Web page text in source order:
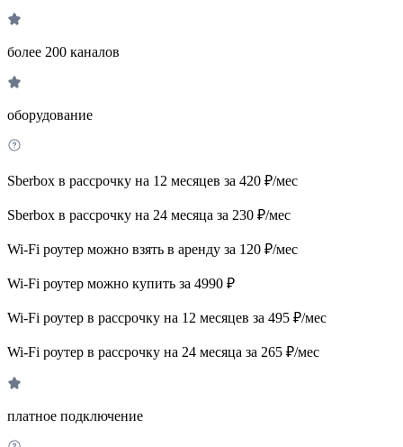
более 200 каналов
оборудование
Sberbox в рассрочку на 12 месяцев за 420 ₽/мес
Sberbox в рассрочку на 24 месяца за 230 ₽/мес
Wi-Fi роутер можно взять в аренду за 120 ₽/мес
Wi-Fi роутер можно купить за 4990 ₽
Wi-Fi роутер в рассрочку на 12 месяцев за 495 ₽/мес
Wi-Fi роутер в рассрочку на 24 месяца за 265 ₽/мес
платное подключение